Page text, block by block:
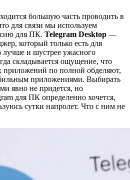
большую часть проводить в
для связи мы используем
для ПК. Telegram Desktop —
который только есть для
и шустрее ужасного
складывается ощущение, что
приложений по полной обделяют,
приложениями. Выбирать
явно не придется, но
для ПК определенно хочется,
сутки напролет. Что с ним не